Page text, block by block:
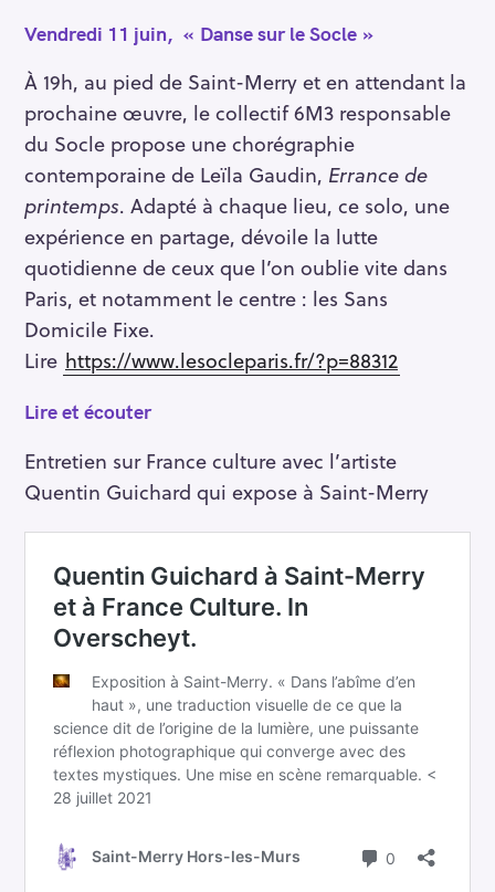
Vendredi 11 juin, « Danse sur le Socle »
À 19h, au pied de Saint-Merry et en attendant la
prochaine œuvre, le collectif 6M3 responsable
du Socle propose une chorégraphie
contemporaine de Leïla Gaudin, Errance de
printemps. Adapté à chaque lieu, ce solo, une
expérience en partage, dévoile la lutte
quotidienne de ceux que l’on oublie vite dans
Paris, et notamment le centre : les Sans
Domicile Fixe.
Lire https://www.lesocleparis.fr/?p=88312
Lire et écouter
Entretien sur France culture avec l’artiste
Quentin Guichard qui expose à Saint-Merry